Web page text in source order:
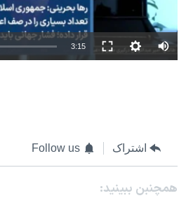
3:15
اشتراک Follow us
همچنبن ببینید: